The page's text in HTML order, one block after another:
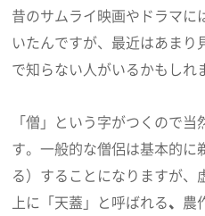
昔のサムライ映画やドラマに
いたんですが、最近はあま
で知らない人がいるかもしれ
「僧」という字がつくので
す。一般的な僧侶は基本的に
る）することになりますが、
上に「天蓋」と呼ばれる、 農